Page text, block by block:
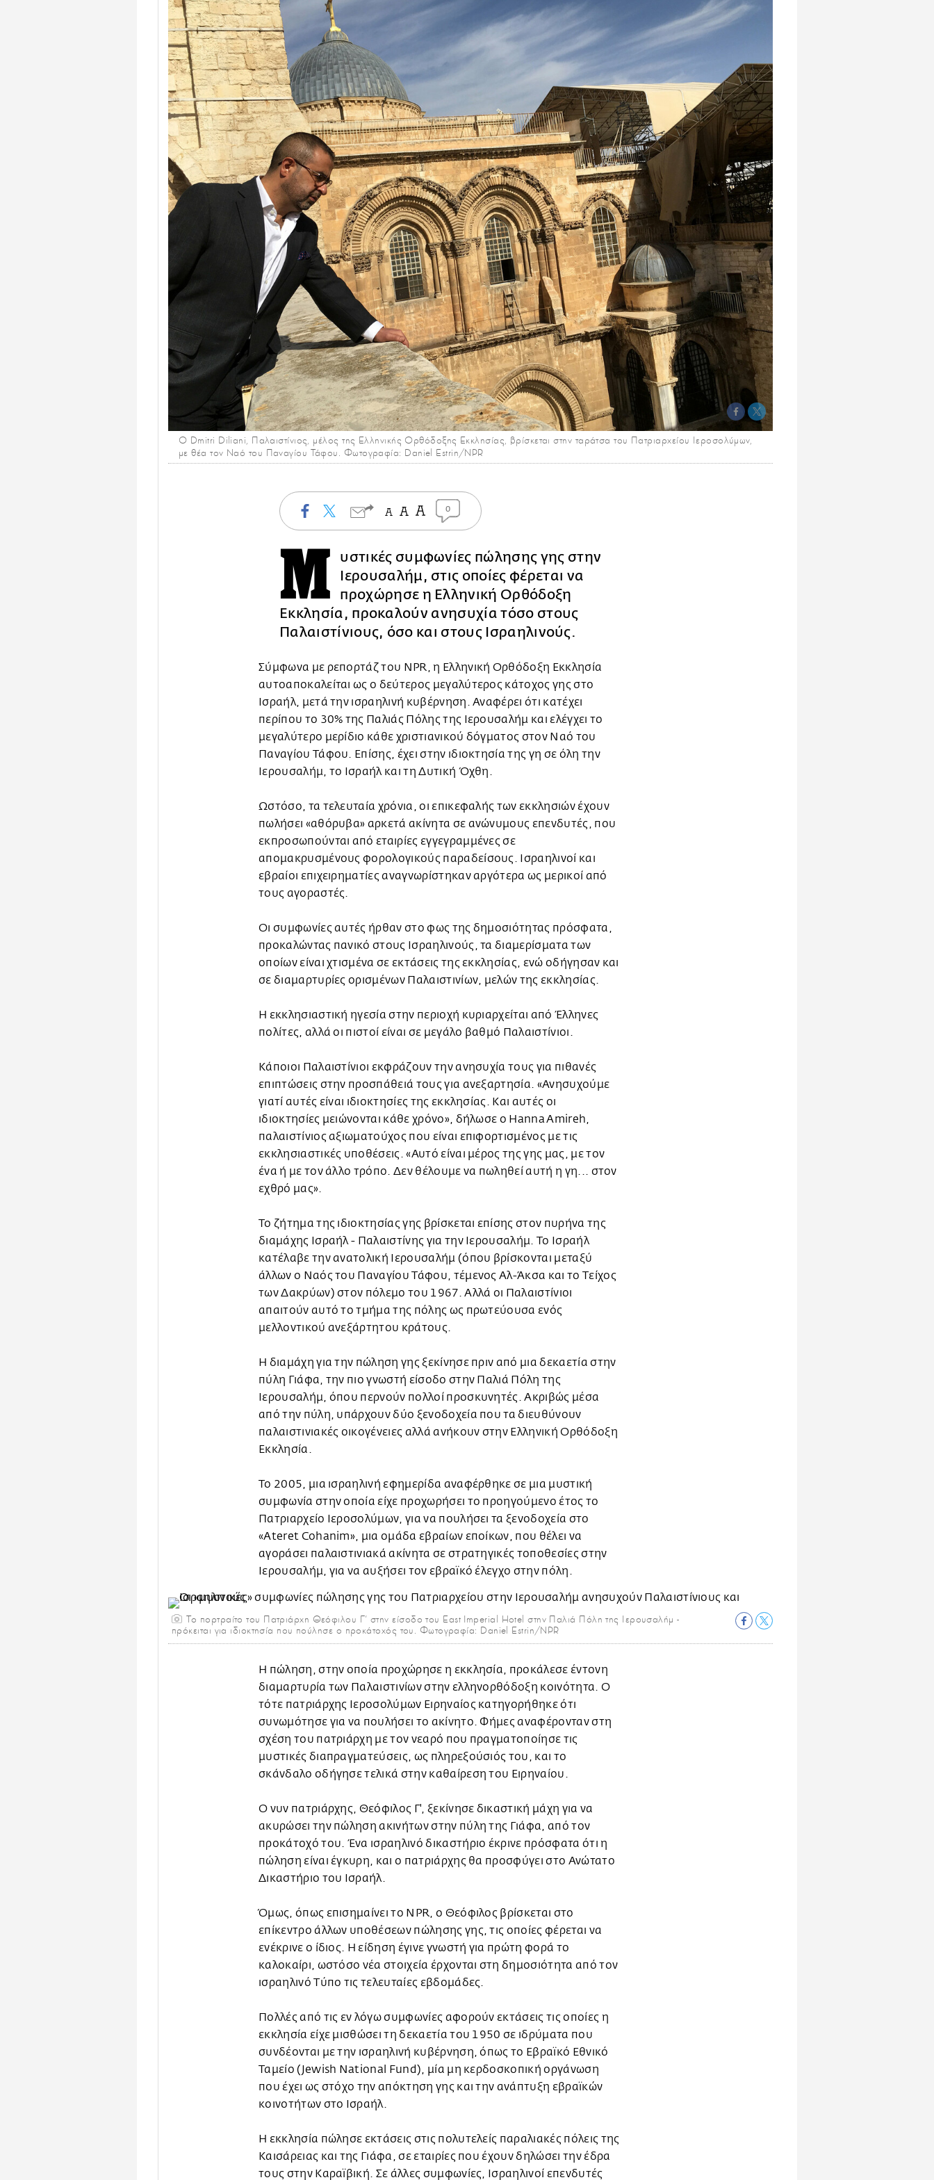
O Dmitri Diliani, Παλαιστίνιος, μέλος της Ελληνικής Ορθόδοξης Εκκλησίας, βρίσκεται στην ταράτσα του Πατριαρχείου Ιεροσολύμων,
με θέα τον Ναό του Παναγίου Τάφου. Φωτογραφία: Daniel Estrin/NPR
0
Μ
υστικές συμφωνίες πώλησης γης στην
Ιερουσαλήμ, στις οποίες φέρεται να
προχώρησε η Ελληνική Ορθόδοξη
Εκκλησία, προκαλούν ανησυχία τόσο στους
Παλαιστίνιους, όσο και στους Ισραηλινούς.
Σύμφωνα με ρεπορτάζ του NPR, η Ελληνική Ορθόδοξη Εκκλησία
αυτοαποκαλείται ως ο δεύτερος μεγαλύτερος κάτοχος γης στο
Ισραήλ, μετά την ισραηλινή κυβέρνηση. Αναφέρει ότι κατέχει
περίπου το 30% της Παλιάς Πόλης της Ιερουσαλήμ και ελέγχει το
μεγαλύτερο μερίδιο κάθε χριστιανικού δόγματος στον Ναό του
Παναγίου Τάφου. Επίσης, έχει στην ιδιοκτησία της γη σε όλη την
Ιερουσαλήμ, το Ισραήλ και τη Δυτική Όχθη.
Ωστόσο, τα τελευταία χρόνια, οι επικεφαλής των εκκλησιών έχουν
πωλήσει «αθόρυβα» αρκετά ακίνητα σε ανώνυμους επενδυτές, που
εκπροσωπούνται από εταιρίες εγγεγραμμένες σε
απομακρυσμένους φορολογικούς παραδείσους. Ισραηλινοί και
εβραίοι επιχειρηματίες αναγνωρίστηκαν αργότερα ως μερικοί από
τους αγοραστές.
Οι συμφωνίες αυτές ήρθαν στο φως της δημοσιότητας πρόσφατα,
προκαλώντας πανικό στους Ισραηλινούς, τα διαμερίσματα των
οποίων είναι χτισμένα σε εκτάσεις της εκκλησίας, ενώ οδήγησαν και
σε διαμαρτυρίες ορισμένων Παλαιστινίων, μελών της εκκλησίας.
Η εκκλησιαστική ηγεσία στην περιοχή κυριαρχείται από Έλληνες
πολίτες, αλλά οι πιστοί είναι σε μεγάλο βαθμό Παλαιστίνιοι.
Κάποιοι Παλαιστίνιοι εκφράζουν την ανησυχία τους για πιθανές
επιπτώσεις στην προσπάθειά τους για ανεξαρτησία. «Ανησυχούμε
γιατί αυτές είναι ιδιοκτησίες της εκκλησίας. Και αυτές οι
ιδιοκτησίες μειώνονται κάθε χρόνο», δήλωσε o Hanna Amireh,
παλαιστίνιος αξιωματούχος που είναι επιφορτισμένος με τις
εκκλησιαστικές υποθέσεις. «Αυτό είναι μέρος της γης μας, με τον
ένα ή με τον άλλο τρόπο. Δεν θέλουμε να πωληθεί αυτή η γη... στον
εχθρό μας».
Το ζήτημα της ιδιοκτησίας γης βρίσκεται επίσης στον πυρήνα της
διαμάχης Ισραήλ - Παλαιστίνης για την Ιερουσαλήμ. Το Ισραήλ
κατέλαβε την ανατολική Ιερουσαλήμ (όπου βρίσκονται μεταξύ
άλλων ο Ναός του Παναγίου Τάφου, τέμενος Αλ-Άκσα και το Τείχος
των Δακρύων) στον πόλεμο του 1967. Αλλά οι Παλαιστίνιοι
απαιτούν αυτό το τμήμα της πόλης ως πρωτεύουσα ενός
μελλοντικού ανεξάρτητου κράτους.
Η διαμάχη για την πώληση γης ξεκίνησε πριν από μια δεκαετία στην
πύλη Γιάφα, την πιο γνωστή είσοδο στην Παλιά Πόλη της
Ιερουσαλήμ, όπου περνούν πολλοί προσκυνητές. Ακριβώς μέσα
από την πύλη, υπάρχουν δύο ξενοδοχεία που τα διευθύνουν
παλαιστινιακές οικογένειες αλλά ανήκουν στην Ελληνική Ορθόδοξη
Εκκλησία.
Το 2005, μια ισραηλινή εφημερίδα αναφέρθηκε σε μια μυστική
συμφωνία στην οποία είχε προχωρήσει το προηγούμενο έτος το
Πατριαρχείο Ιεροσολύμων, για να πουλήσει τα ξενοδοχεία στο
«Ateret Cohanim», μια ομάδα εβραίων εποίκων, που θέλει να
αγοράσει παλαιστινιακά ακίνητα σε στρατηγικές τοποθεσίες στην
Ιερουσαλήμ, για να αυξήσει τον εβραϊκό έλεγχο στην πόλη.
Το πορτραίτο του Πατριάρχη Θεόφιλου Γ’ στην είσοδο του East Imperial Hotel στην Παλιά Πόλη της Ιερουσαλήμ -
πρόκειται για ιδιοκτησία που πούλησε ο προκάτοχός του. Φωτογραφία: Daniel Estrin/NPR
Η πώληση, στην οποία προχώρησε η εκκλησία, προκάλεσε έντονη
διαμαρτυρία των Παλαιστινίων στην ελληνορθόδοξη κοινότητα. Ο
τότε πατριάρχης Ιεροσολύμων Ειρηναίος κατηγορήθηκε ότι
συνωμότησε για να πουλήσει το ακίνητο. Φήμες αναφέρονταν στη
σχέση του πατριάρχη με τον νεαρό που πραγματοποίησε τις
μυστικές διαπραγματεύσεις, ως πληρεξούσιός του, και το
σκάνδαλο οδήγησε τελικά στην καθαίρεση του Ειρηναίου.
Ο νυν πατριάρχης, Θεόφιλος Γ', ξεκίνησε δικαστική μάχη για να
ακυρώσει την πώληση ακινήτων στην πύλη της Γιάφα, από τον
προκάτοχό του. Ένα ισραηλινό δικαστήριο έκρινε πρόσφατα ότι η
πώληση είναι έγκυρη, και ο πατριάρχης θα προσφύγει στο Ανώτατο
Δικαστήριο του Ισραήλ.
Όμως, όπως επισημαίνει το NPR, ο Θεόφιλος βρίσκεται στο
επίκεντρο άλλων υποθέσεων πώλησης γης, τις οποίες φέρεται να
ενέκρινε ο ίδιος. Η είδηση έγινε γνωστή για πρώτη φορά το
καλοκαίρι, ωστόσο νέα στοιχεία έρχονται στη δημοσιότητα από τον
ισραηλινό Τύπο τις τελευταίες εβδομάδες.
Πολλές από τις εν λόγω συμφωνίες αφορούν εκτάσεις τις οποίες η
εκκλησία είχε μισθώσει τη δεκαετία του 1950 σε ιδρύματα που
συνδέονται με την ισραηλινή κυβέρνηση, όπως το Εβραϊκό Εθνικό
Ταμείο (Jewish National Fund), μία μη κερδοσκοπική οργάνωση
που έχει ως στόχο την απόκτηση γης και την ανάπτυξη εβραϊκών
κοινοτήτων στο Ισραήλ.
Η εκκλησία πώλησε εκτάσεις στις πολυτελείς παραλιακές πόλεις της
Καισάρειας και της Γιάφα, σε εταιρίες που έχουν δηλώσει την έδρα
τους στην Καραϊβική. Σε άλλες συμφωνίες, Ισραηλινοί επενδυτές